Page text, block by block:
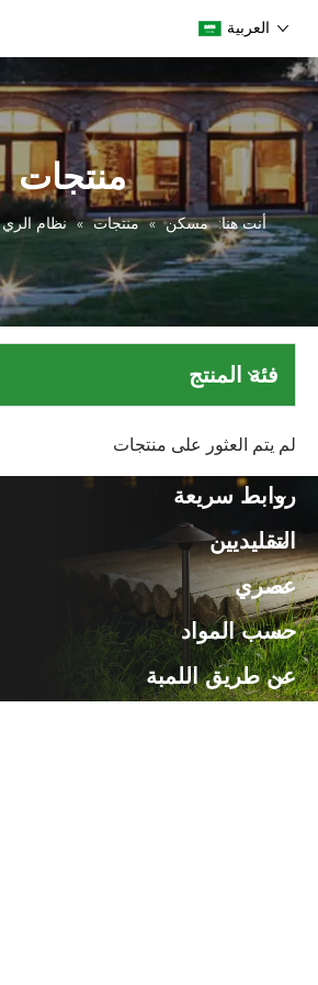
العربية
منتجات
أنت هنا: مسكن » منتجات » نظام الري
فئة المنتج
لم يتم العثور على منتجات
روابط سريعة
التقليديين
عصري
حسب المواد
عن طريق اللمبة